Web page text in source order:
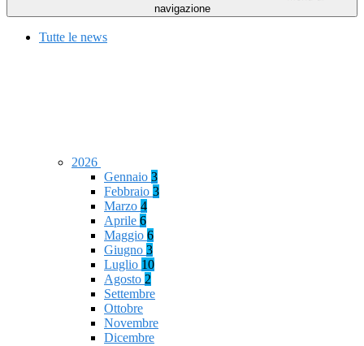
navigazione
Tutte le news
2026
Gennaio 3
Febbraio 3
Marzo 4
Aprile 6
Maggio 6
Giugno 3
Luglio 10
Agosto 2
Settembre
Ottobre
Novembre
Dicembre